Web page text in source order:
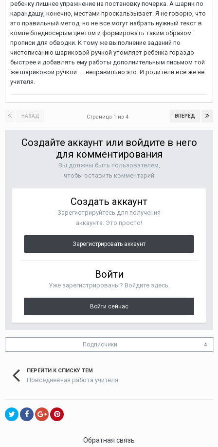
ребенку лишнее упражнение на постановку почерка. А шарик по
карандашу, конечно, местами проскальзывает. Я не говорю, что
это правильный метод, но не все могут набрать нужный текст в
компе бледносерым цветом и формировать таким образом
прописи для обводки. К тому же выполнение заданий по
чистописанию шариковой ручкой утомляет ребенка гораздо
быстрее и добавлять ему работы дополнительным письмом той
же шариковой ручкой .... неправильно это. И родители все же не
учителя.
НАЗАД ВПЕРЁД
Страница 1 из 4
Создайте аккаунт или войдите в него
для комментирования
Вы должны быть пользователем,
чтобы оставить комментарий
Создать аккаунт
Зарегистрируйтесь для получения
аккаунта. Это просто!
Зарегистрировать аккаунт
Войти
Уже зарегистрированы? Войдите здесь.
Войти сейчас
Подписчики 4
ПЕРЕЙТИ К СПИСКУ ТЕМ
Повседневная работа учителя
Обратная связь